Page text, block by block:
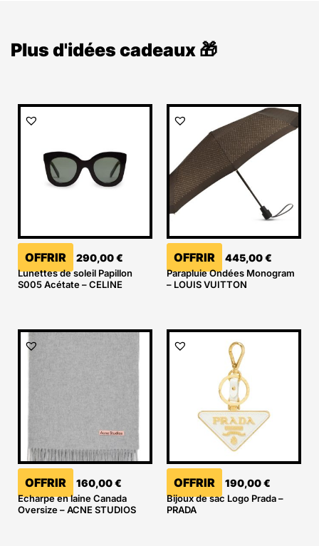
Plus d'idées cadeaux 🎁
OFFRIR 290,00€
Lunettes de soleil Papillon
S005 Acétate – CELINE
OFFRIR 445,00€
Parapluie Ondées Monogram
– LOUIS VUITTON
OFFRIR 160,00€
Echarpe en laine Canada
Oversize – ACNE STUDIOS
OFFRIR 190,00€
Bijoux de sac Logo Prada –
PRADA